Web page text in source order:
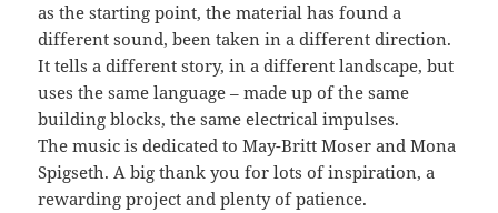
as the starting point, the material has found a
different sound, been taken in a different direction.
It tells a different story, in a different landscape, but
uses the same language – made up of the same
building blocks, the same electrical impulses.
The music is dedicated to May-Britt Moser and Mona
Spigseth. A big thank you for lots of inspiration, a
rewarding project and plenty of patience.